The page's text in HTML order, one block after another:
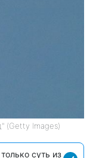
(Getty Images)
суть из